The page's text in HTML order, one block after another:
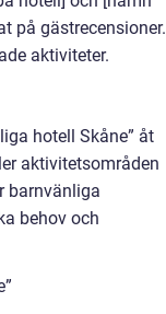
på gästrecensioner.
aktiviteter.
hotell Skåne” åt
aktivitetsområden
barnvänliga
behov och